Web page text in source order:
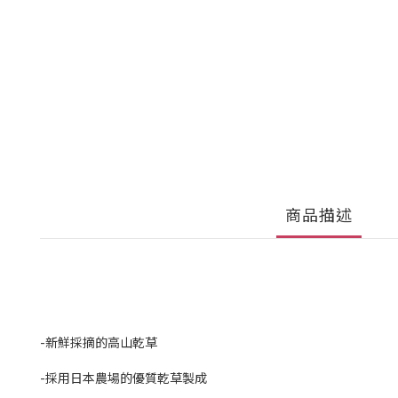
商品描述
-新鮮採摘的高山乾草
-採用日本農場的優質乾草製成